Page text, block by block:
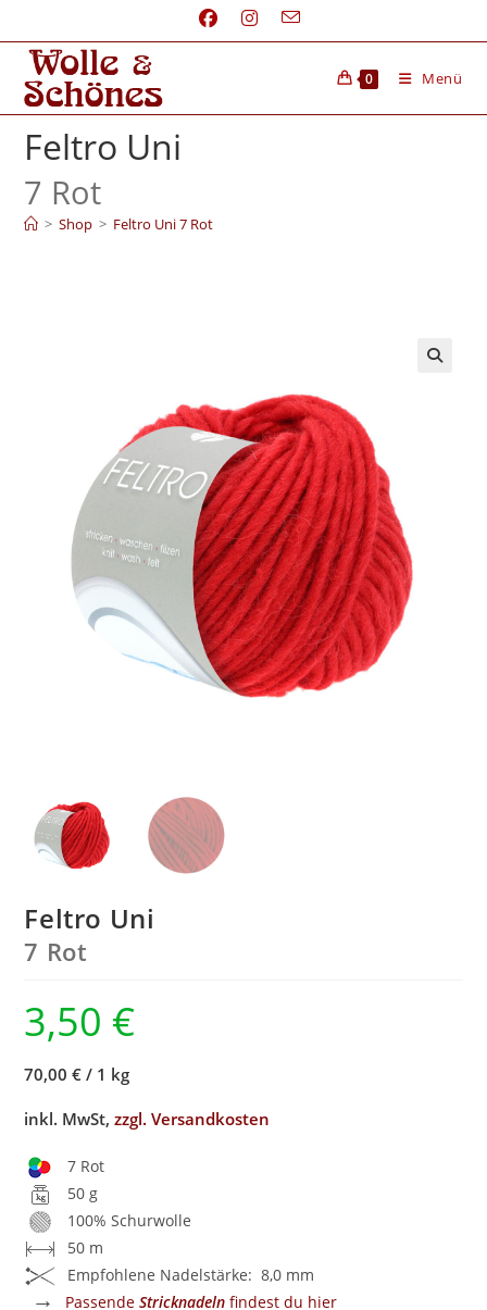
0 Menü
Feltro Uni
7 Rot
> Shop > Feltro Uni 7 Rot
Feltro Uni
7 Rot
3,50 €
70,00 € / 1 kg
inkl. MwSt,zzgl. Versandkosten
7 Rot
50 g
100% Schurwolle
50 m
Empfohlene Nadelstärke: 8,0 mm
→ PassendeStricknadeln findest du hier